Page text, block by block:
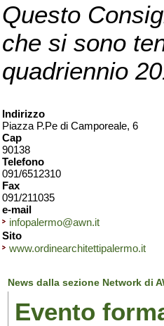
Questo
che si sono
quadriennio
Indirizzo
Piazza P.Pe di Camporeale, 6
Cap
90138
Telefono
091/6512310
Fax
091/211035
e-mail
infopalermo@awn.it
Sito
www.ordinearchitettipalermo.it
News dalla sezione Network di
Evento